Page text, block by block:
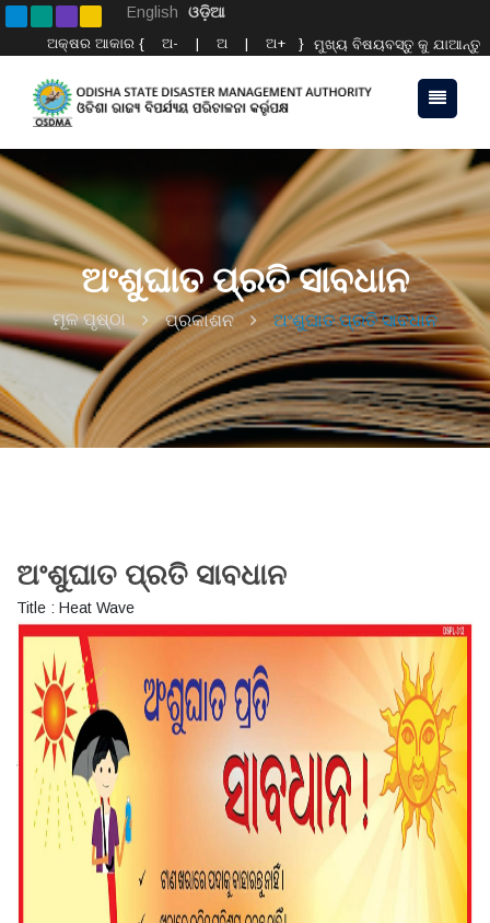
English ଓଡ଼ିଆ
ମୁଖ୍ୟ ବିଷୟବସ୍ତୁ କୁ ଯାଆନ୍ତୁ
ଅକ୍ଷର ଆକାର { ଅ- | ଅ | ଅ+ }
ଅଂଶୁଘାତ ପ୍ରତି ସାବଧାନ
ମୂଳ ପୃଷ୍ଠା ପ୍ରକାଶନ ଅଂଶୁଘାତ ପ୍ରତି ସାବଧାନ
ଅଂଶୁଘାତ ପ୍ରତି ସାବଧାନ
Title : Heat Wave